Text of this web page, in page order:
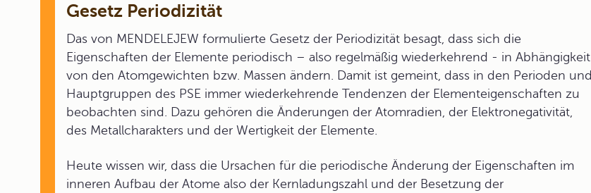
Gesetz Periodizität
Das von MENDELEJEW formulierte Gesetz der Periodizität besagt, dass sich die
Eigenschaften der Elemente periodisch – also regelmäßig wiederkehrend - in Abhängigkeit
von den Atomgewichten bzw. Massen ändern. Damit ist gemeint, dass in den Perioden und
Hauptgruppen des PSE immer wiederkehrende Tendenzen der Elementeigenschaften zu
beobachten sind. Dazu gehören die Änderungen der Atomradien, der Elektronegativität,
des Metallcharakters und der Wertigkeit der Elemente.
Heute wissen wir, dass die Ursachen für die periodische Änderung der Eigenschaften im
inneren Aufbau der Atome also der Kernladungszahl und der Besetzung der